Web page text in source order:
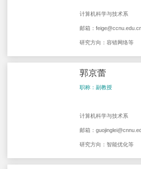
计算机科学与技术系
邮箱：
研究方向：容错网络等
郭京蕾
职称：副教授
计算机科学与技术系
邮箱：
研究方向：智能优化等